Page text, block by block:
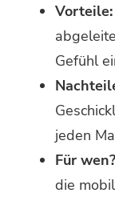
Vorteile:
Gefühl
jeden
Für wen?
die